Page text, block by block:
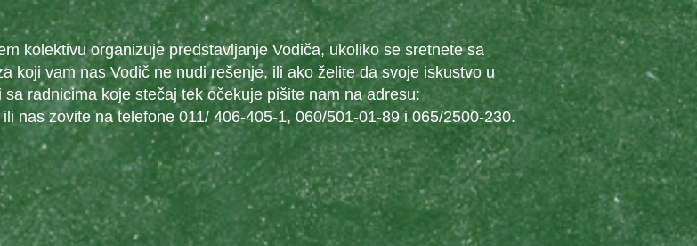
kolektivu organizuje predstavljanje Vodiča, ukoliko se sretnete sa
koji vam nas Vodič ne nudi rešenje, ili ako želite da svoje iskustvo u
radnicima koje stečaj tek očekuje pišite nam na adresu:
ili nas zovite na telefone 011/ 406-405-1, 060/501-01-89 i 065/2500-230.